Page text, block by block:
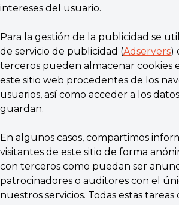
intereses del usuario.
Para la gestión de la publicidad se
de servicio de publicidad (Adservers)
terceros pueden almacenar cookies
este sitio web procedentes de los
usuarios, así como acceder a los
guardan.
En algunos casos, compartimos
visitantes de este sitio de forma
con terceros como puedan ser
patrocinadores o auditores con el
nuestros servicios. Todas estas